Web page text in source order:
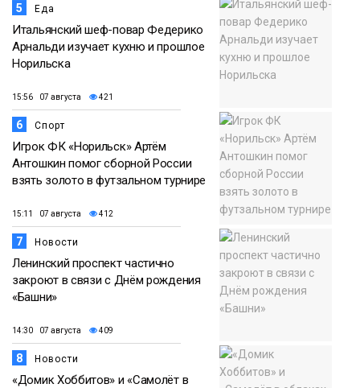
5 Еда
Итальянский шеф-повар Федерико
Арнальди изучает кухню и прошлое
Норильска
15:56 07 августа 421
6 Спорт
Игрок ФК «Норильск» Артём
Антошкин помог сборной России
взять золото в футзальном турнире
15:11 07 августа 412
7 Новости
Ленинский проспект частично
закроют в связи с Днём рождения
«Башни»
14:30 07 августа 409
8 Новости
«Домик Хоббитов» и «Самолёт в